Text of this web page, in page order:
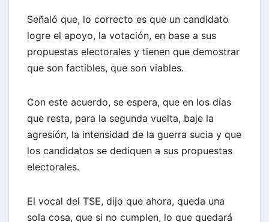
Señaló que, lo correcto es que un candidato
logre el apoyo, la votación, en base a sus
propuestas electorales y tienen que demostrar
que son factibles, que son viables.
Con este acuerdo, se espera, que en los días
que resta, para la segunda vuelta, baje la
agresión, la intensidad de la guerra sucia y que
los candidatos se dediquen a sus propuestas
electorales.
El vocal del TSE, dijo que ahora, queda una
sola cosa, que si no cumplen, lo que quedará